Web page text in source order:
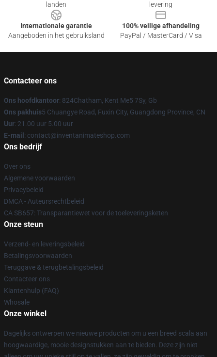
landen
levering
Internationale garantie
Aangeboden in het gebruiksland
100% veilige afhandeling
PayPal / MasterCard / Visa
Contacteer ons
Ons hoofdkantoor: 824Chatham, Kent Me5 7Sy, Gb
Ons pakhuis5 Chuangye Road, Fuxin City, Guangdong Province, CN
Uur: 21.00 uur 5.00 uur
E-mail : contact@inventanimateshop.com
Ons bedrijf
Over ons
Algemene voorwaarden
Privacybeleid
DMCA - Auteursrechtbeleid
CA SB657: Transparantiewet voor de toeleveringsketen
Onze steun
Verzend- en leveringsbeleid
Betalingsvoorwaarden
Teruggave & terugbetalingsbeleid
Contacteer ons
Klantenhulp (FAQ)
Whosale
Onze winkel
Dagelijks ontwerpen we nieuwe producten om u een breed scala aan
hoogwaardige, mooie designstukken aan te bieden. Deze zijn niet